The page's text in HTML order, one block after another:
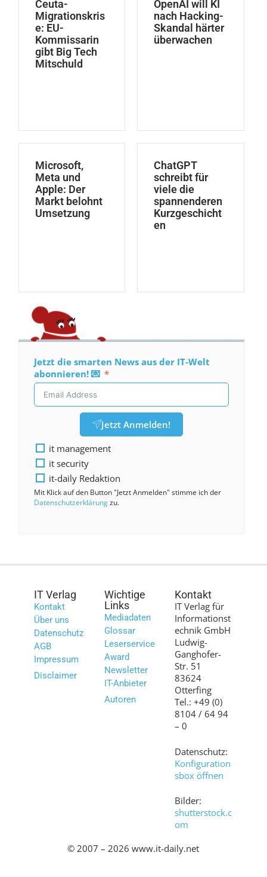
Ceuta-
Migrationskris
e: EU-
Kommissarin
gibt Big Tech
Mitschuld
OpenAI will KI
nach Hacking-
Skandal härter
überwachen
Microsoft,
Meta und
Apple: Der
Markt belohnt
Umsetzung
ChatGPT
schreibt für
viele die
spannenderen
Kurzgeschicht
en
Jetzt die smarten News aus der IT-Welt
abonnieren! 💌
Jetzt Anmelden!
it management
it security
it-daily Redaktion
Mit Klick auf den Button "Jetzt Anmelden" stimme ich der
Datenschutzerklärungzu.
IT Verlag
Kontakt
Über uns
Datenschutz
AGB
Impressum
Disclaimer
Wichtige
Links
Mediadaten
Glossar
Leserservice
Award
Newsletter
IT-Anbieter
Autoren
Kontakt
IT Verlag für
Informationst
echnik GmbH
Ludwig-
Ganghofer-
Str. 51
83624
Otterfing
Tel.: +49 (0)
8104 / 64 94
– 0
Datenschutz:
Konfiguration
sbox öffnen
Bilder:
shutterstock.c
om
© 2007 – 2026 www.it-daily.net